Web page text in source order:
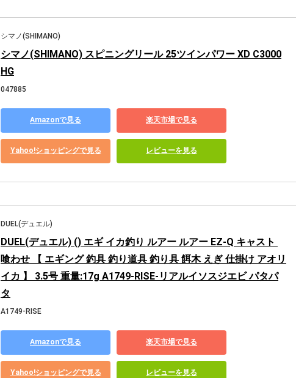
シマノ(SHIMANO)
シマノ(SHIMANO) スピニングリール 25ツインパワー XD C3000
HG
047885
Amazonで見る 楽天市場で見る
Yahoo!ショッピングで見る レビューを見る
DUEL(デュエル)
DUEL(デュエル) () エギ イカ釣り ルアー ルアー EZ-Q キャスト
喰わせ 【 エギング 釣具 釣り道具 釣り具 餌木 えぎ 仕掛け アオリ
イカ 】 3.5号 重量:17g A1749-RISE-リアルイソスジエビ パタパ
タ
A1749-RISE
Amazonで見る 楽天市場で見る
Yahoo!ショッピングで見る レビューを見る